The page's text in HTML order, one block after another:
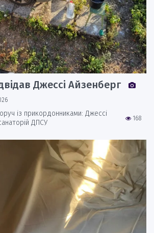
Джессі Айзенберг
168
із прикордонниками: Джессі
ДПСУ